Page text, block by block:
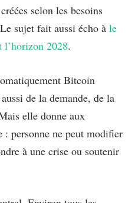
selon les besoins
sujet fait aussi écho à le
l’horizon 2028.
Bitcoin
de la demande, de la
elle donne aux
: personne ne peut modifier
à une crise ou soutenir